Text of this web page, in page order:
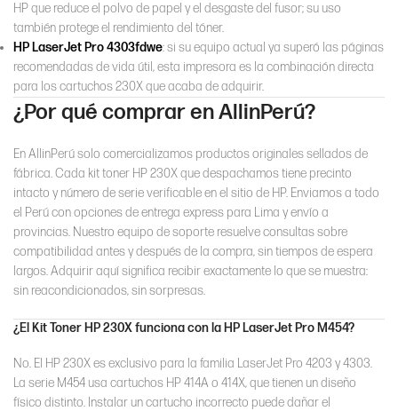
HP que reduce el polvo de papel y el desgaste del fusor; su uso
también protege el rendimiento del tóner.
HP LaserJet Pro 4303fdwe: si su equipo actual ya superó las páginas
recomendadas de vida útil, esta impresora es la combinación directa
para los cartuchos 230X que acaba de adquirir.
¿Por qué comprar en AllinPerú?
En AllinPerú solo comercializamos productos originales sellados de
fábrica. Cada kit toner HP 230X que despachamos tiene precinto
intacto y número de serie verificable en el sitio de HP. Enviamos a todo
el Perú con opciones de entrega express para Lima y envío a
provincias. Nuestro equipo de soporte resuelve consultas sobre
compatibilidad antes y después de la compra, sin tiempos de espera
largos. Adquirir aquí significa recibir exactamente lo que se muestra:
sin reacondicionados, sin sorpresas.
¿El Kit Toner HP 230X funciona con la HP LaserJet Pro M454?
No. El HP 230X es exclusivo para la familia LaserJet Pro 4203 y 4303.
La serie M454 usa cartuchos HP 414A o 414X, que tienen un diseño
físico distinto. Instalar un cartucho incorrecto puede dañar el